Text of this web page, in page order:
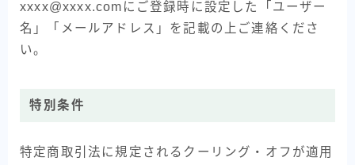
xxxx@xxxx.comにご登録時に設定した「ユーザー
名」「メールアドレス」を記載の上ご連絡くださ
い。
特別条件
特定商取引法に規定されるクーリング・オフが適用